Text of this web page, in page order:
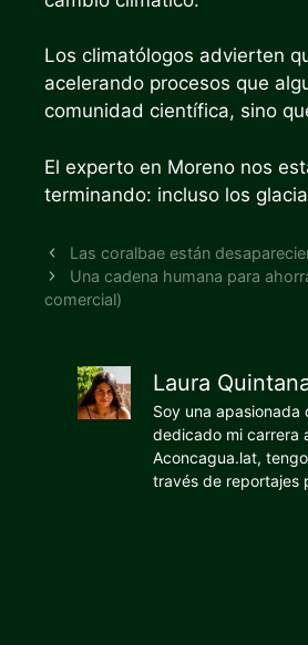
Los climatólogos advierten
acelerando procesos que
comunidad científica, sino
El experto en Moreno nos
terminando: incluso los
Las coralbae están
Una cadena humana para
comercial)
Laura
Soy una
dedicado mi carrera
Aconcagua.lat,
través de reportajes